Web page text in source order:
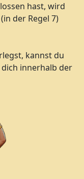
hast, wird
der Regel 7)
kannst du
innerhalb der